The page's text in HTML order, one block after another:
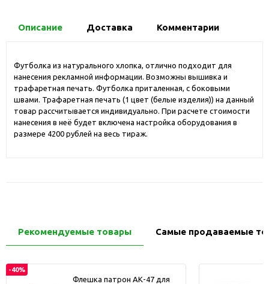
Описание Доставка Комментарии
Футболка из натурального хлопка, отлично подходит для
нанесения рекламной информации. Возможны вышивка и
трафаретная печать. Футболка приталенная, с боковыми
швами. Трафаретная печать (1 цвет (белые изделия)) на данный
товар рассчитывается индивидуально. При расчете стоимости
нанесения в неё будет включена настройка оборудования в
размере 4200 рублей на весь тираж.
Рекомендуемые товары Самые продаваемые
-40%
Флешка патрон АК-47 для